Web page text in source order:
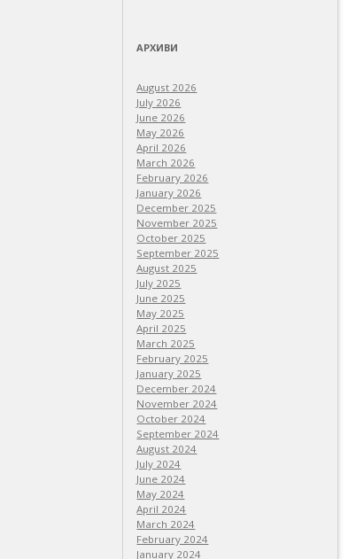
АРХИВИ
August 2026
July 2026
June 2026
May 2026
April 2026
March 2026
February 2026
January 2026
December 2025
November 2025
October 2025
September 2025
August 2025
July 2025
June 2025
May 2025
April 2025
March 2025
February 2025
January 2025
December 2024
November 2024
October 2024
September 2024
August 2024
July 2024
June 2024
May 2024
April 2024
March 2024
February 2024
January 2024